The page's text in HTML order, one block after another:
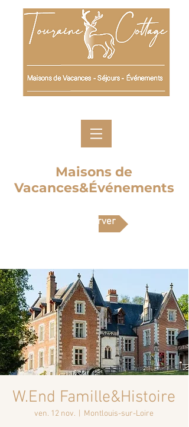
Maisons de
Vacances&Événements
Réserver
W.End Famille&Histoire
ven. 12 nov. Montlouis-sur-Loire